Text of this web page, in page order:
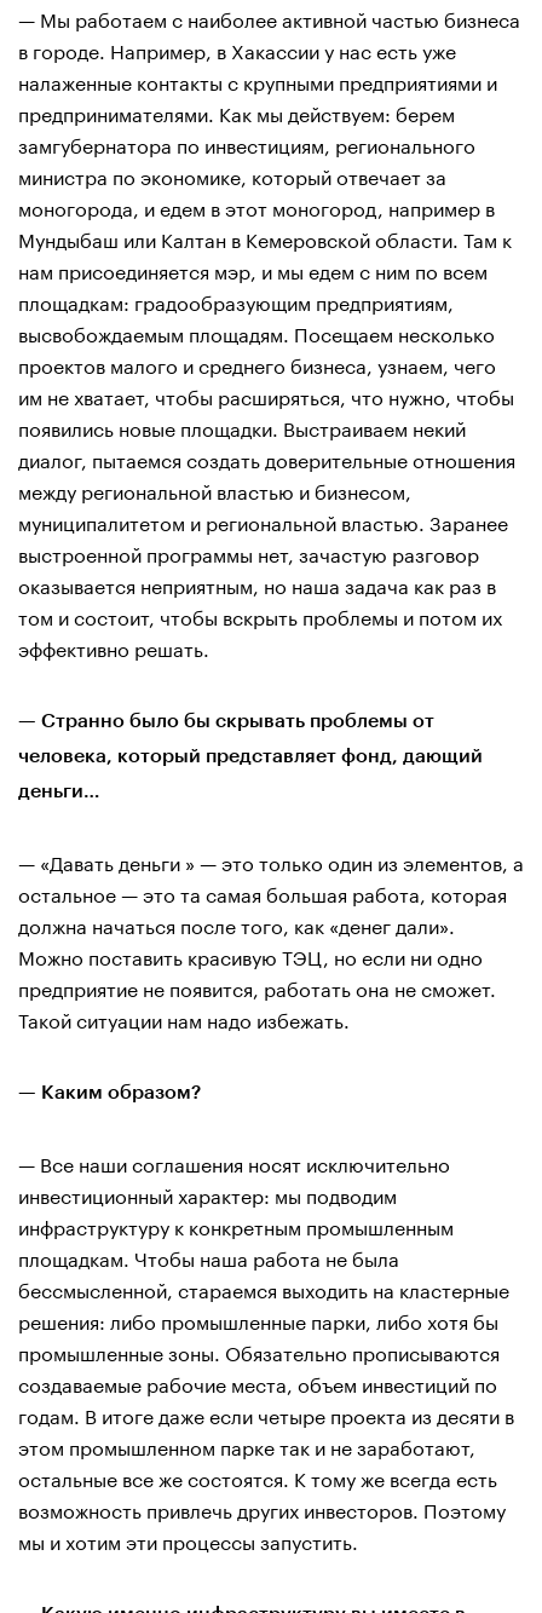
— Мы работаем с наиболее активной частью бизнеса
в городе. Например, в Хакассии у нас есть уже
налаженные контакты с крупными предприятиями и
предпринимателями. Как мы действуем: берем
замгубернатора по инвестициям, регионального
министра по экономике, который отвечает за
моногорода, и едем в этот моногород, например в
Мундыбаш или Калтан в Кемеровской области. Там к
нам присоединяется мэр, и мы едем с ним по всем
площадкам: градообразующим предприятиям,
высвобождаемым площадям. Посещаем несколько
проектов малого и среднего бизнеса, узнаем, чего
им не хватает, чтобы расширяться, что нужно, чтобы
появились новые площадки. Выстраиваем некий
диалог, пытаемся создать доверительные отношения
между региональной властью и бизнесом,
муниципалитетом и региональной властью. Заранее
выстроенной программы нет, зачастую разговор
оказывается неприятным, но наша задача как раз в
том и состоит, чтобы вскрыть проблемы и потом их
эффективно решать.
— Странно было бы скрывать проблемы от
человека, который представляет фонд, дающий
деньги…
— «Давать деньги » — это только один из элементов, а
остальное — это та самая большая работа, которая
должна начаться после того, как «денег дали».
Можно поставить красивую ТЭЦ, но если ни одно
предприятие не появится, работать она не сможет.
Такой ситуации нам надо избежать.
— Каким образом?
— Все наши соглашения носят исключительно
инвестиционный характер: мы подводим
инфраструктуру к конкретным промышленным
площадкам. Чтобы наша работа не была
бессмысленной, стараемся выходить на кластерные
решения: либо промышленные парки, либо хотя бы
промышленные зоны. Обязательно прописываются
создаваемые рабочие места, объем инвестиций по
годам. В итоге даже если четыре проекта из десяти в
этом промышленном парке так и не заработают,
остальные все же состоятся. К тому же всегда есть
возможность привлечь других инвесторов. Поэтому
мы и хотим эти процессы запустить.